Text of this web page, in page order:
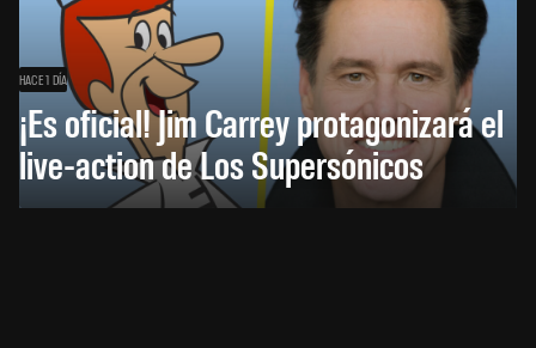
HACE 1 DÍA
¡Es oficial! Jim Carrey protagonizará el
live-action de Los Supersónicos